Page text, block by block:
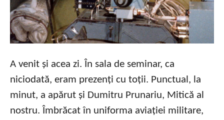
A venit și acea zi. În sala de seminar, ca
niciodată, eram prezenți cu toții. Punctual, la
minut, a apărut și Dumitru Prunariu, Mitică al
nostru. Îmbrăcat în uniforma aviației militare,